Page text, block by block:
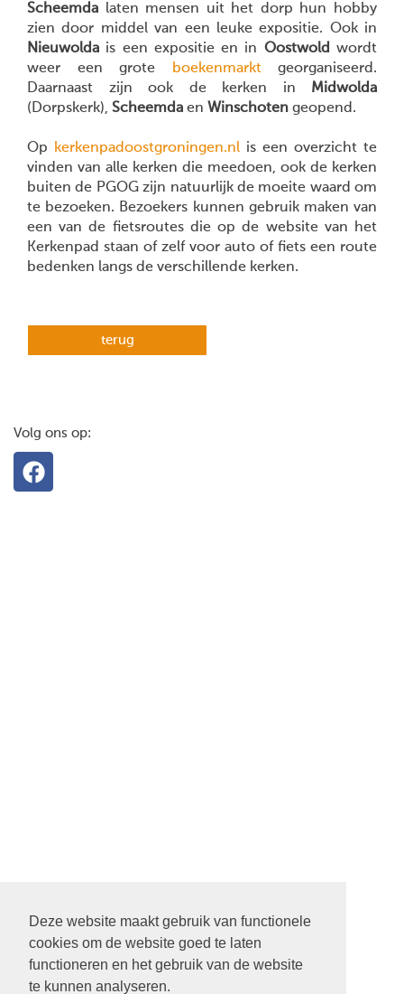
Deze website maakt gebruik van functionele
cookies om de website goed te laten
functioneren en het gebruik van de website
te kunnen analyseren.
Scheemda laten mensen uit het dorp hun hobby
zien door middel van een leuke expositie. Ook in
Nieuwolda is een expositie en in Oostwold
wordt
weer een grote
boekenmarktgeorganiseerd.
Daarnaast zijn ook de kerken in Midwolda
(Dorpskerk), Scheemda en Winschoten geopend.
Op kerkenpadoostgroningen.nl is een overzicht te
vinden van alle kerken die meedoen, ook de kerken
buiten de PGOG zijn natuurlijk de moeite waard om
te bezoeken. Bezoekers kunnen gebruik maken van
een van de fietsroutes die op de website van het
Kerkenpad staan of zelf voor auto of fiets een route
bedenken langs de verschillende kerken.
terug
Volg ons op:
22 SEPTEMBER STARTDIENST MET ALLE PASTORES. 9.30
UUR IN DE ONTMOETING IN SCHEEMDA